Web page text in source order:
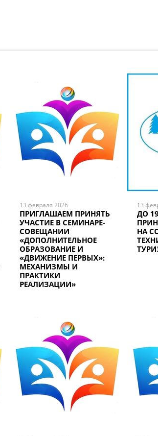
13 февраля 2026
ПРИГЛАШАЕМ ПРИНЯТЬ
УЧАСТИЕ В СЕМИНАРЕ-
СОВЕЩАНИИ
«ДОПОЛНИТЕЛЬНОЕ
ОБРАЗОВАНИЕ И
«ДВИЖЕНИЕ ПЕРВЫХ»:
МЕХАНИЗМЫ И
ПРАКТИКИ
РЕАЛИЗАЦИИ»
13
ДО
НА